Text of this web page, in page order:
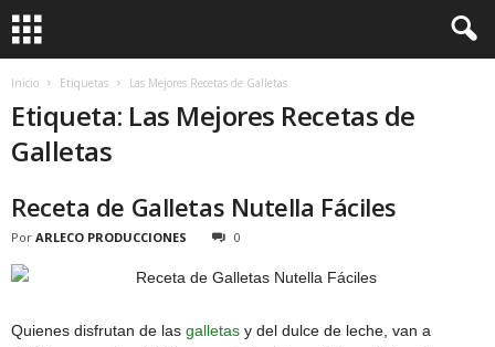
Inicio Etiquetas Las Mejores Recetas de Galletas
Etiqueta: Las Mejores Recetas de
Galletas
Receta de Galletas Nutella Fáciles
Por ARLECO PRODUCCIONES 0
Quienes disfrutan de las galletas y del dulce de leche, van a